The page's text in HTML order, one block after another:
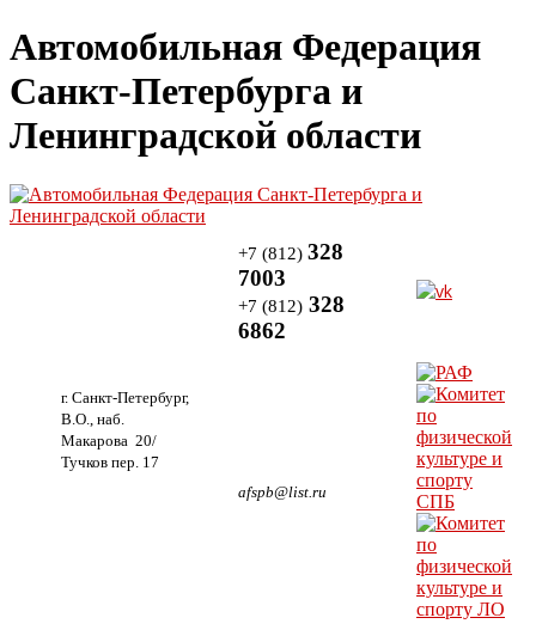
Автомобильная Федерация
Санкт-Петербурга и
Ленинградской области
г. Санкт-Петербург,
В.О., наб.
Макарова 20/
Тучков пер. 17
+7 (812) 328
7003
+7 (812) 328
6862
afspb@list.ru